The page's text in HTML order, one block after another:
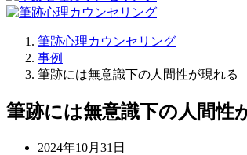
筆跡心理カウンセリング
事例
筆跡には無意識下の人間性が現れる
筆跡には無意識下の人間性
2024年10月31日